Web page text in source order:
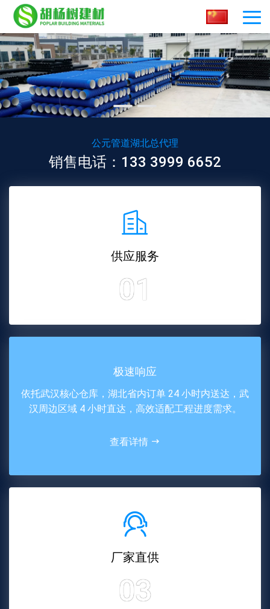
公元管道湖北总代理
销售电话：133 3999 6652
供应服务
01
极速响应
依托武汉核心仓库，湖北省内订单 24 小时内送达，武
汉周边区域 4 小时直达，高效适配工程进度需求。
查看详情
厂家直供
03